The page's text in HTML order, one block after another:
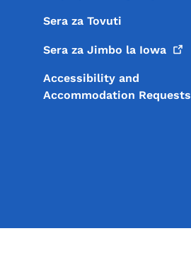
Sera za Tovuti
Sera za Jimbo la Iowa
Accessibility and
Accommodation Requests